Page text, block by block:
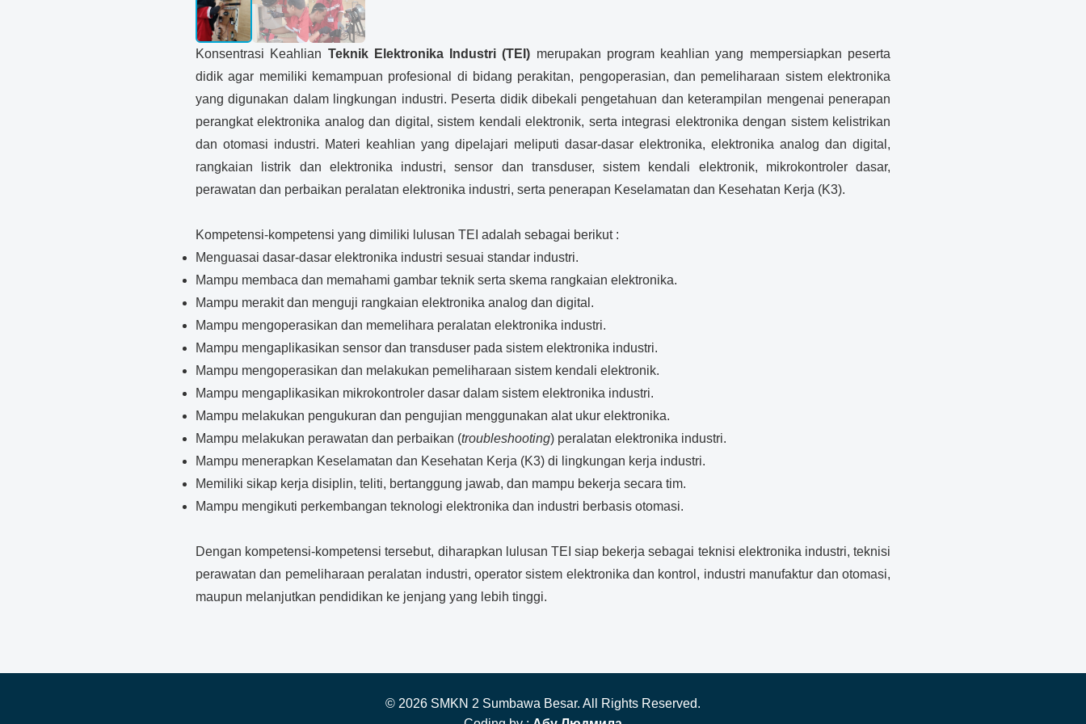
Konsentrasi Keahlian Teknik Elektronika Industri (TEI) merupakan program keahlian yang mempersiapkan peserta
didik agar memiliki kemampuan profesional di bidang perakitan, pengoperasian, dan pemeliharaan sistem elektronika
yang digunakan dalam lingkungan industri. Peserta didik dibekali pengetahuan dan keterampilan mengenai penerapan
perangkat elektronika analog dan digital, sistem kendali elektronik, serta integrasi elektronika dengan sistem kelistrikan
dan otomasi industri. Materi keahlian yang dipelajari meliputi dasar-dasar elektronika, elektronika analog dan digital,
rangkaian listrik dan elektronika industri, sensor dan transduser, sistem kendali elektronik, mikrokontroler dasar,
perawatan dan perbaikan peralatan elektronika industri, serta penerapan Keselamatan dan Kesehatan Kerja (K3).
Kompetensi-kompetensi yang dimiliki lulusan TEI adalah sebagai berikut :
Menguasai dasar-dasar elektronika industri sesuai standar industri.
Mampu membaca dan memahami gambar teknik serta skema rangkaian elektronika.
Mampu merakit dan menguji rangkaian elektronika analog dan digital.
Mampu mengoperasikan dan memelihara peralatan elektronika industri.
Mampu mengaplikasikan sensor dan transduser pada sistem elektronika industri.
Mampu mengoperasikan dan melakukan pemeliharaan sistem kendali elektronik.
Mampu mengaplikasikan mikrokontroler dasar dalam sistem elektronika industri.
Mampu melakukan pengukuran dan pengujian menggunakan alat ukur elektronika.
Mampu melakukan perawatan dan perbaikan (troubleshooting) peralatan elektronika industri.
Mampu menerapkan Keselamatan dan Kesehatan Kerja (K3) di lingkungan kerja industri.
Memiliki sikap kerja disiplin, teliti, bertanggung jawab, dan mampu bekerja secara tim.
Mampu mengikuti perkembangan teknologi elektronika dan industri berbasis otomasi.
Dengan kompetensi-kompetensi tersebut, diharapkan lulusan TEI siap bekerja sebagai teknisi elektronika industri, teknisi
perawatan dan pemeliharaan peralatan industri, operator sistem elektronika dan kontrol, industri manufaktur dan otomasi,
maupun melanjutkan pendidikan ke jenjang yang lebih tinggi.
© 2026 SMKN 2 Sumbawa Besar. All Rights Reserved.